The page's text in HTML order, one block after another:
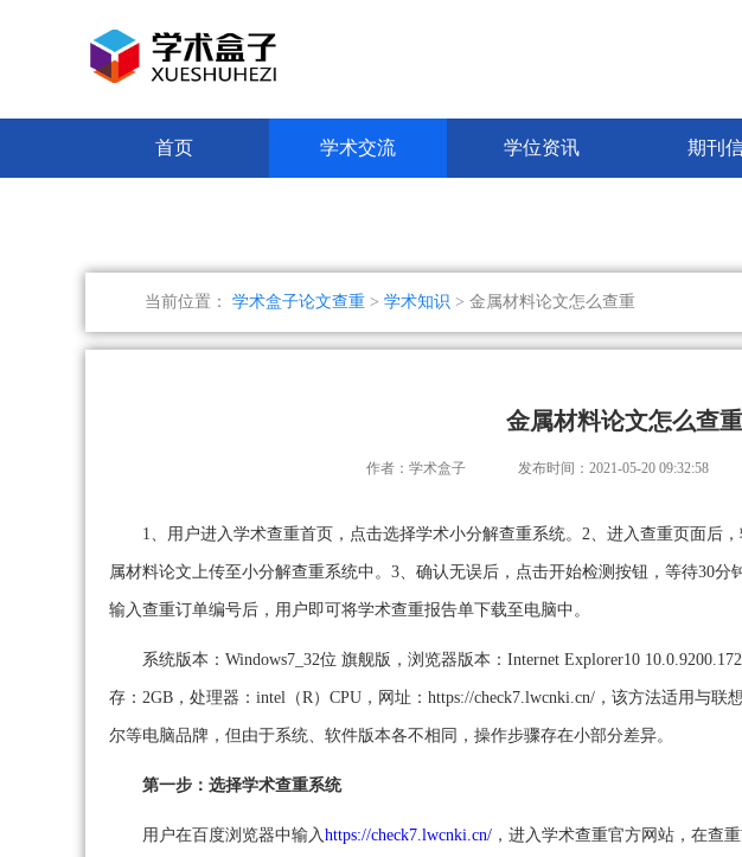
首页 学术交流 学位资讯 期刊
当前位置： 学术盒子论文查重 > 学术知识 > 金属材料论文怎么查重
金属材料论文怎么查重
作者：学术盒子 发布时间：2021-05-20 09:32:58
1、用户进入学术查重首页，点击选择学术小分解查重系统。2、进入查重页面后
属材料论文上传至小分解查重系统中。3、确认无误后，点击开始检测按钮，等待30分
输入查重订单编号后，用户即可将学术查重报告单下载至电脑中。
系统版本：Windows7_32位 旗舰版，浏览器版本：Internet Explorer10
存：2GB，处理器：intel（R）CPU，网址：https://check7.lwcnki.cn/，该方法适用与
尔等电脑品牌，但由于系统、软件版本各不相同，操作步骤存在小部分差异。
第一步：选择学术查重系统
用户在百度浏览器中输入https://check7.lwcnki.cn/ ，进入学术查重官方网站，在查